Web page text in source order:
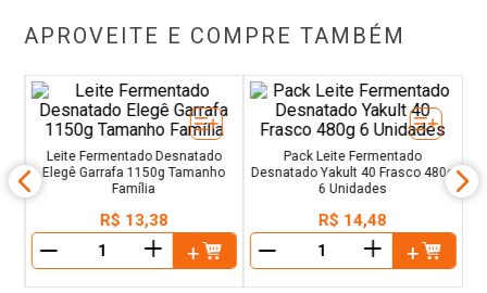
APROVEITE E COMPRE TAMBÉM